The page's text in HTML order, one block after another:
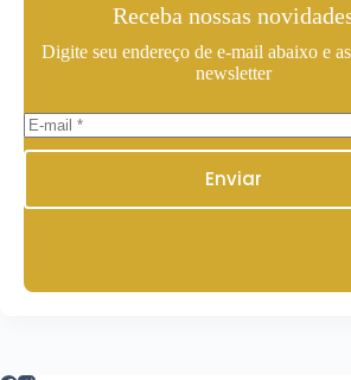
Receba nossas
Digite seu endereço de e-mail abaixo e
newsletter
Enviar